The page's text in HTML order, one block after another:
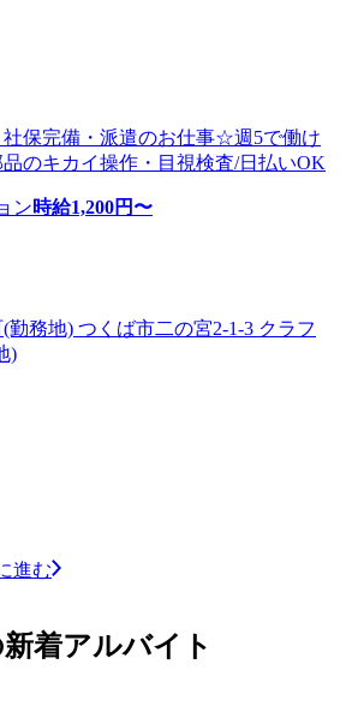
社保完備・派遣のお仕事☆週5で働け
のキカイ操作・目視検査/日払いOK
ン時給1,200円〜
務地) つくば市二の宮2-1-3 クラフ
)
進む
着アルバイト